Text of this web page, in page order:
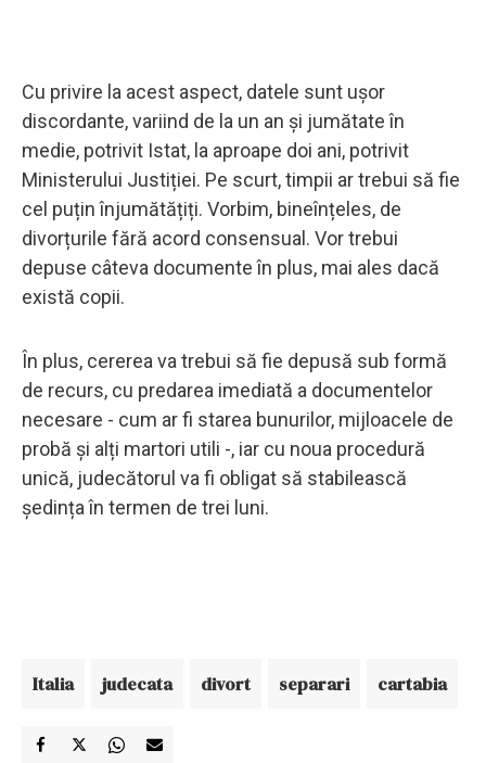
Cu privire la acest aspect, datele sunt ușor
discordante, variind de la un an și jumătate în
medie, potrivit Istat, la aproape doi ani, potrivit
Ministerului Justiției. Pe scurt, timpii ar trebui să fie
cel puțin înjumătățiți. Vorbim, bineînțeles, de
divorțurile fără acord consensual. Vor trebui
depuse câteva documente în plus, mai ales dacă
există copii.
În plus, cererea va trebui să fie depusă sub formă
de recurs, cu predarea imediată a documentelor
necesare - cum ar fi starea bunurilor, mijloacele de
probă și alți martori utili -, iar cu noua procedură
unică, judecătorul va fi obligat să stabilească
ședința în termen de trei luni.
Italia judecata divort separari cartabia